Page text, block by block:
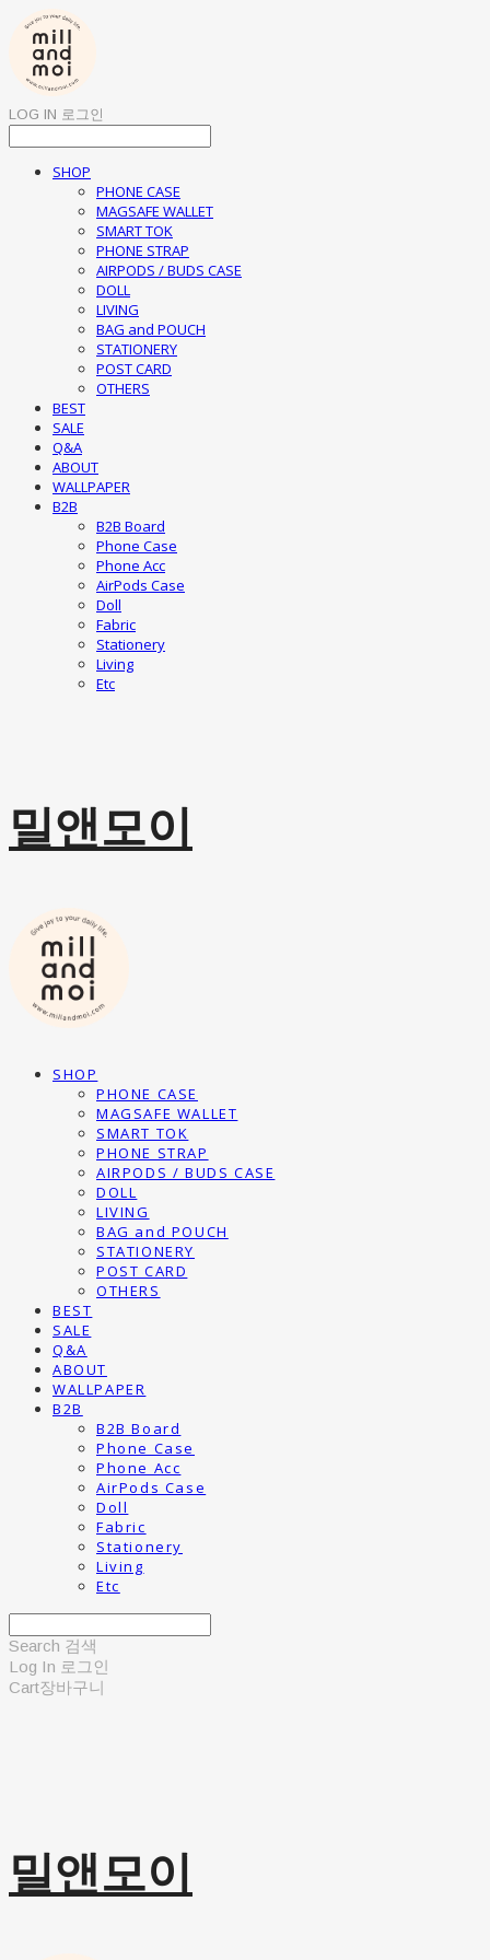
LOG IN 로그인
SHOP
PHONE CASE
MAGSAFE WALLET
SMART TOK
PHONE STRAP
AIRPODS / BUDS CASE
DOLL
LIVING
BAG and POUCH
STATIONERY
POST CARD
OTHERS
BEST
SALE
Q&A
ABOUT
WALLPAPER
B2B
B2B Board
Phone Case
Phone Acc
AirPods Case
Doll
Fabric
Stationery
Living
Etc
밀앤모이
SHOP
PHONE CASE
MAGSAFE WALLET
SMART TOK
PHONE STRAP
AIRPODS / BUDS CASE
DOLL
LIVING
BAG and POUCH
STATIONERY
POST CARD
OTHERS
BEST
SALE
Q&A
ABOUT
WALLPAPER
B2B
B2B Board
Phone Case
Phone Acc
AirPods Case
Doll
Fabric
Stationery
Living
Etc
Search 검색
Log In 로그인
Cart장바구니
밀앤모이